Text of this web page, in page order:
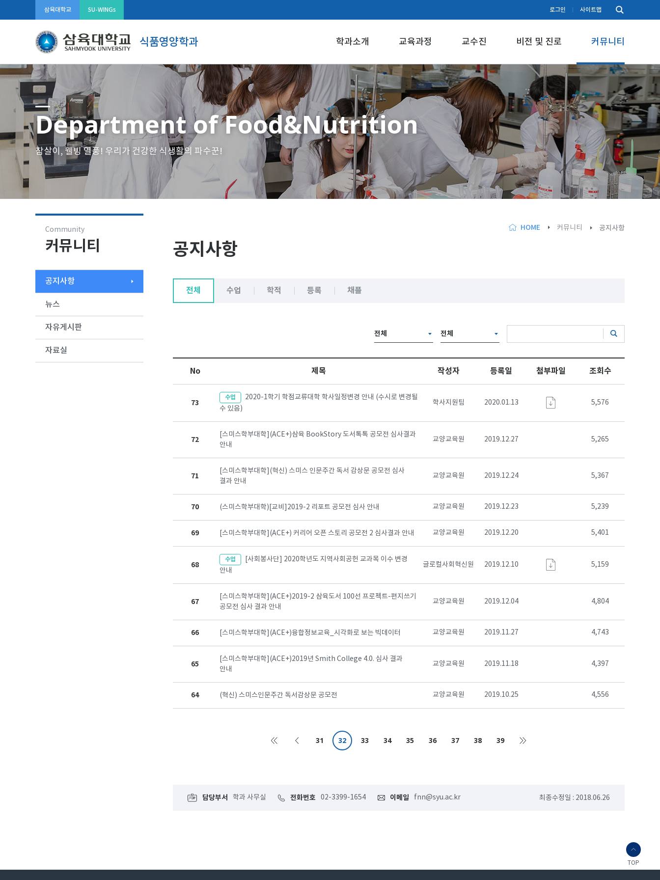
삼육대학교 SU-WINGs 로그인 사이트맵
식품영양학과 학과소개 교육과정 교수진 비전 및 진로 커뮤니티
Department of Food&Nutrition
참살이, 웰빙 열풍! 우리가 건강한 식생활의 파수꾼!
HOME 커뮤니티 공지사항
공지사항
전체 수업 학적 등록 채플
전체 전체
No 제목 작성자 등록일 첨부파일 조회수
73
수업
2020-1학기 학점교류대학 학사일정변경 안내 (수시로 변경될
수 있음)
학사지원팀 2020.01.13 5,576
72
[스미스학부대학](ACE+)삼육 BookStory 도서톡톡 공모전 심사결과
안내
교양교육원 2019.12.27 5,265
71
[스미스학부대학](혁신) 스미스 인문주간 독서 감상문 공모전 심사
결과 안내
교양교육원 2019.12.24 5,367
70 (스미스학부대학)[교비]2019-2 리포트 공모전 심사 안내 교양교육원 2019.12.23 5,239
69 [스미스학부대학](ACE+) 커리어 오픈 스토리 공모전 2 심사결과 안내 교양교육원 2019.12.20 5,401
68
수업
[사회봉사단] 2020학년도 지역사회공헌 교과목 이수 변경
안내
글로컬사회혁신원 2019.12.10 5,159
67
[스미스학부대학](ACE+)2019-2 삼육도서 100선 프로젝트-편지쓰기
공모전 심사 결과 안내
교양교육원 2019.12.04 4,804
66 [스미스학부대학](ACE+)융합정보교육_시각화로 보는 빅데이터 교양교육원 2019.11.27 4,743
65
[스미스학부대학](ACE+)2019년 Smith College 4.0. 심사 결과
안내
교양교육원 2019.11.18 4,397
64 (혁신) 스미스인문주간 독서감상문 공모전 교양교육원 2019.10.25 4,556
31 32 33 34 35 36 37 38 39
담당부서 학과 사무실 전화번호 02-3399-1654 이메일 fnn@syu.ac.kr 최종수정일 : 2018.06.26
Community
커뮤니티
공지사항
뉴스
자유게시판
자료실
TOP